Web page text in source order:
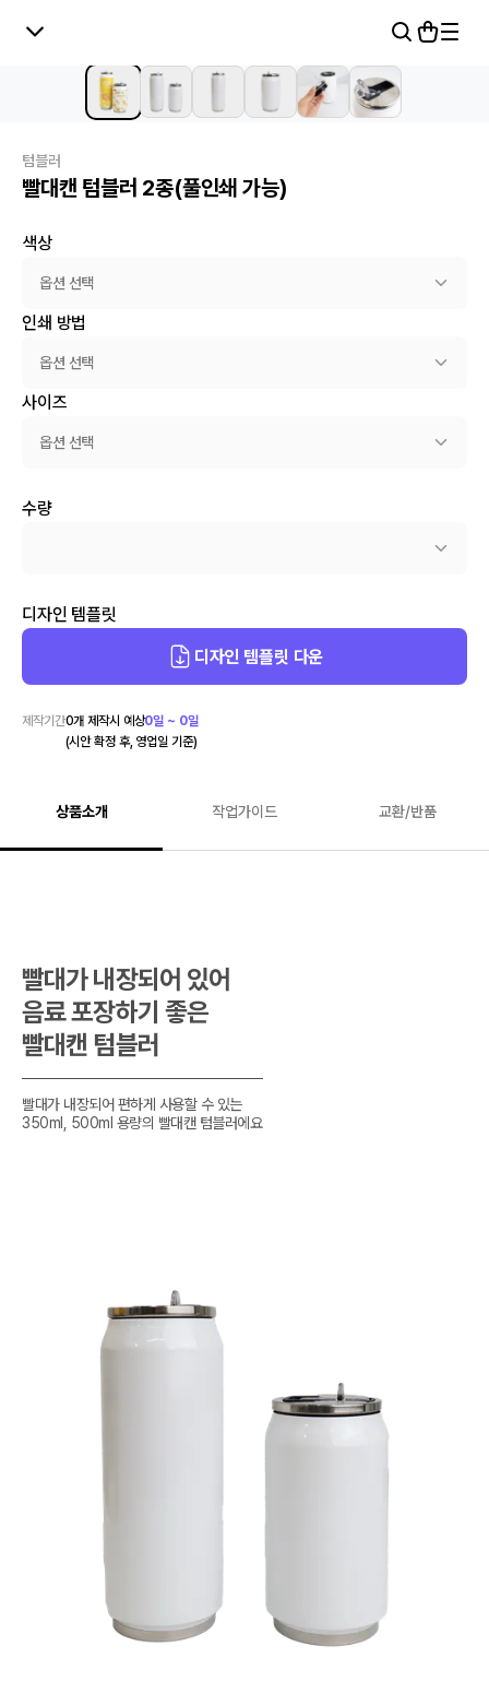
텀블러
빨대캔 텀블러 2종(풀인쇄 가능)
색상
옵션 선택
인쇄 방법
옵션 선택
사이즈
옵션 선택
수량
디자인 템플릿
디자인 템플릿 다운
제작기간0개 제작시 예상0일 ~ 0일
(시안 확정 후, 영업일 기준)
상품소개 작업가이드 교환/반품
빨대가 내장되어 있어
음료 포장하기 좋은
빨대캔 텀블러
빨대가 내장되어 편하게 사용할 수 있는
350ml, 500ml 용량의 빨대캔 텀블러에요